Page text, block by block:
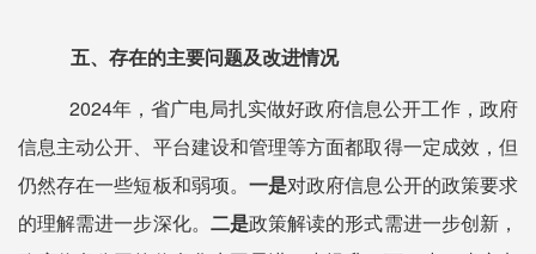
五、存在的主要问题及改进情况
2024年，省广电局扎实做好政府信息公开工作，政府
信息主动公开、平台建设和管理等方面都取得一定成效，但
仍然存在一些短板和弱项。 一是对政府信息公开的政策要求
的理解需进一步深化。 二是政策解读的形式需进一步创新，